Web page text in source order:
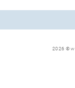
2026 ©